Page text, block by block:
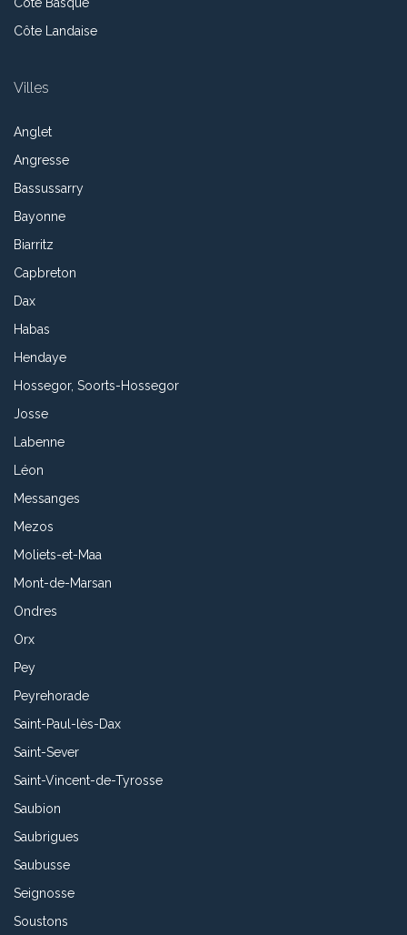
Côte Landaise
Villes
Anglet
Angresse
Bassussarry
Bayonne
Biarritz
Capbreton
Dax
Habas
Hendaye
Hossegor, Soorts-Hossegor
Josse
Labenne
Léon
Messanges
Mezos
Moliets-et-Maa
Mont-de-Marsan
Ondres
Orx
Pey
Peyrehorade
Saint-Paul-lès-Dax
Saint-Sever
Saint-Vincent-de-Tyrosse
Saubion
Saubrigues
Saubusse
Seignosse
Soustons